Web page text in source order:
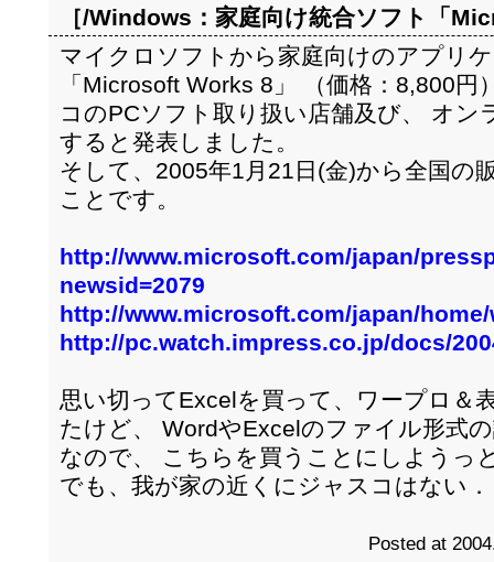
［/Windows： 家庭向け統合ソフト「
マイクロソフトから家庭向けのアプリ
「Microsoft Works 8」 （価格：8,800
コのPCソフト取り扱い店舗及び、 オン
すると発表しました。
そして、2005年1月21日(金)から全国の
ことです。
http://www.microsoft.com/japan/
newsid=2079
http://www.microsoft.com/japan/
http://pc.watch.impress.co.jp/docs/
思い切ってExcelを買って、ワープロ＆
たけど、 WordやExcelのファイル形式
なので、 こちらを買うことにしようっ
でも、我が家の近くにジャスコはない
Posted at